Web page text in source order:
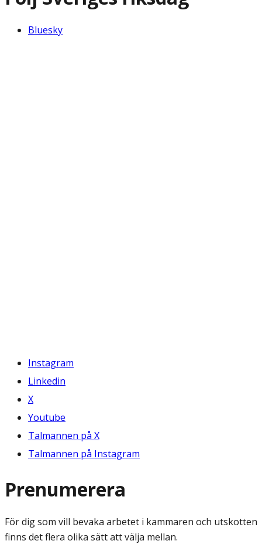
Bluesky
Instagram
Linkedin
X
Youtube
Talmannen på X
Talmannen på Instagram
Prenumerera
För dig som vill bevaka arbetet i kammaren och utskotten
finns det flera olika sätt att välja mellan.